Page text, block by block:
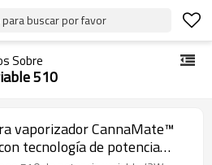
buscar por favor
Sobre
510
vaporizador CannaMate™
tecnología de potencia